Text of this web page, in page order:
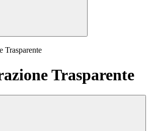
Trasparente
Trasparente